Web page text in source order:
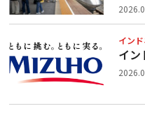
イン
イン